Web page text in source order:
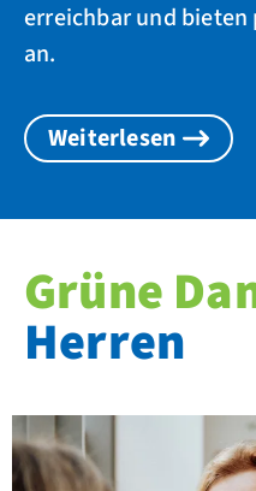
erreichbar und
an.
Weiterlesen
Grüne
Herren